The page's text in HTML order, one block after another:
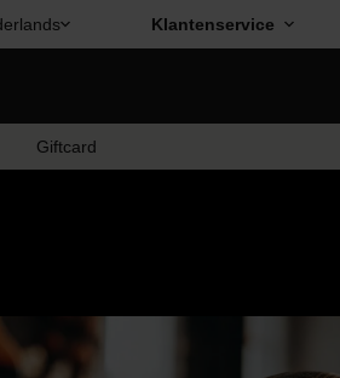
Klantenservice
Giftcard